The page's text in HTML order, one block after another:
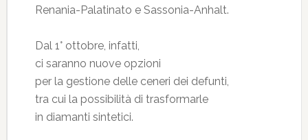
Renania-Palatinato e Sassonia-Anhalt.
Dal 1° ottobre, infatti,
ci saranno nuove opzioni
per la gestione delle ceneri dei defunti,
tra cui la possibilità di trasformarle
in diamanti sintetici.